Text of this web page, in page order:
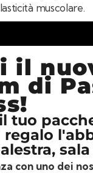
muscolare.
il
di
tuo
regalo
con uno dei